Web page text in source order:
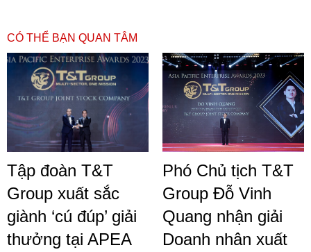
CÓ THỂ BẠN QUAN TÂM
Tập đoàn T&T
Group xuất sắc
giành ‘cú đúp’ giải
thưởng tại APEA
Phó Chủ tịch T&T
Group Đỗ Vinh
Quang nhận giải
Doanh nhân xuất